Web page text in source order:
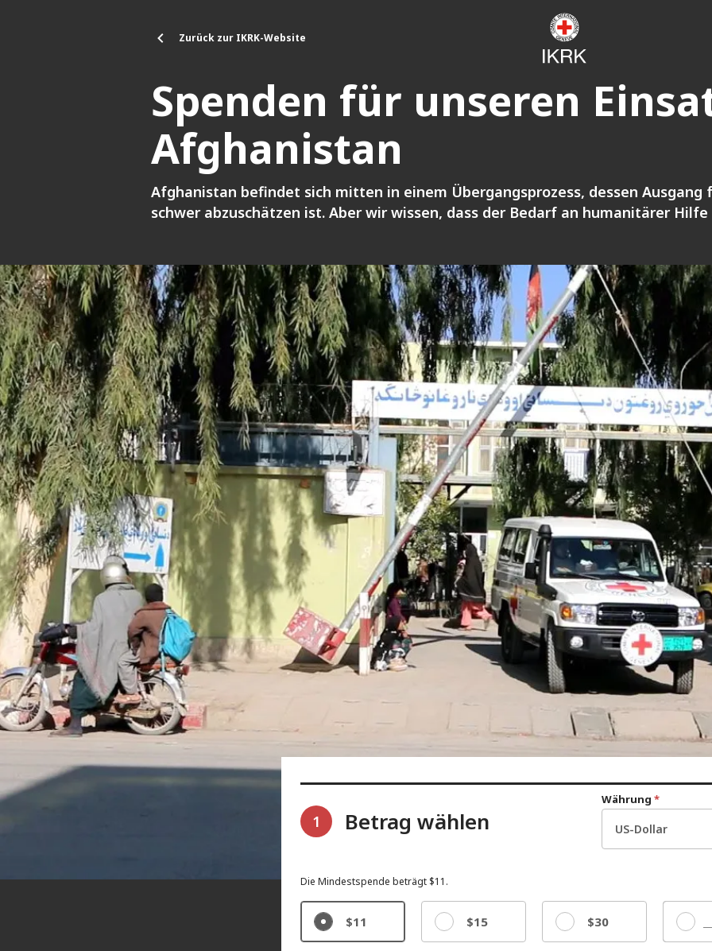
Zurück zur IKRK-Website
Spenden für unseren
Afghanistan
Afghanistan befindet sich mitten in einem Übergangsprozess, dessen
schwer abzuschätzen ist. Aber wir wissen, dass der Bedarf an humanitärer
1 Betrag wählen
Währung *
Die Mindestspende beträgt $11.
$11 $15 $30